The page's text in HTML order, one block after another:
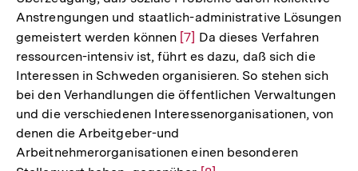
Anstrengungen und staatlich-administrative Lösungen
gemeistert werden können Zur
Auflösung
der
Fußnote
[7] Da dieses Verfahren
ressourcen-intensiv ist, führt es dazu, daß sich die
Interessen in Schweden organisieren. So stehen sich
bei den Verhandlungen die öffentlichen Verwaltungen
und die verschiedenen Interessenorganisationen, von
denen die Arbeitgeber-und
Arbeitnehmerorganisationen einen besonderen